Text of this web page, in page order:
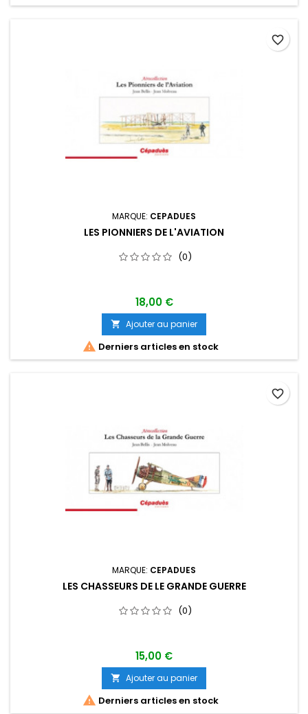
MARQUE: CEPADUES
LES PIONNIERS DE L'AVIATION
(0)
18,00 €
 Ajouter au panier
 Derniers articles en stock
favorite_border
MARQUE: CEPADUES
LES CHASSEURS DE LE GRANDE GUERRE
(0)
15,00 €
 Ajouter au panier
 Derniers articles en stock
favorite_border